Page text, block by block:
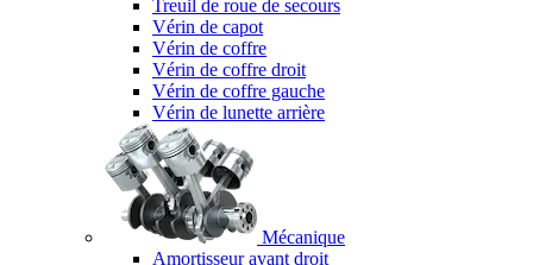
Treuil de roue de secours
Vérin de capot
Vérin de coffre
Vérin de coffre droit
Vérin de coffre gauche
Vérin de lunette arrière
Mécanique
Amortisseur avant droit